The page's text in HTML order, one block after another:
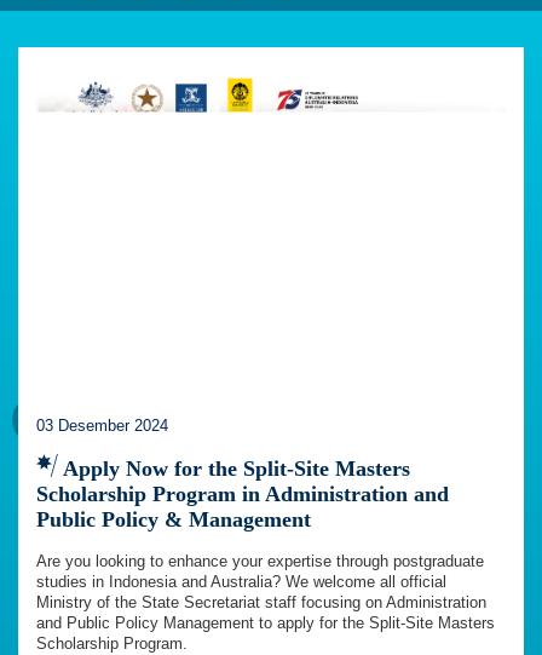
03 Desember 2024
Apply Now for the Split-Site Masters
Scholarship Program in Administration and
Public Policy & Management
Are you looking to enhance your expertise through postgraduate
studies in Indonesia and Australia? We welcome all official
Ministry of the State Secretariat staff focusing on Administration
and Public Policy Management to apply for the Split-Site Masters
Scholarship Program.